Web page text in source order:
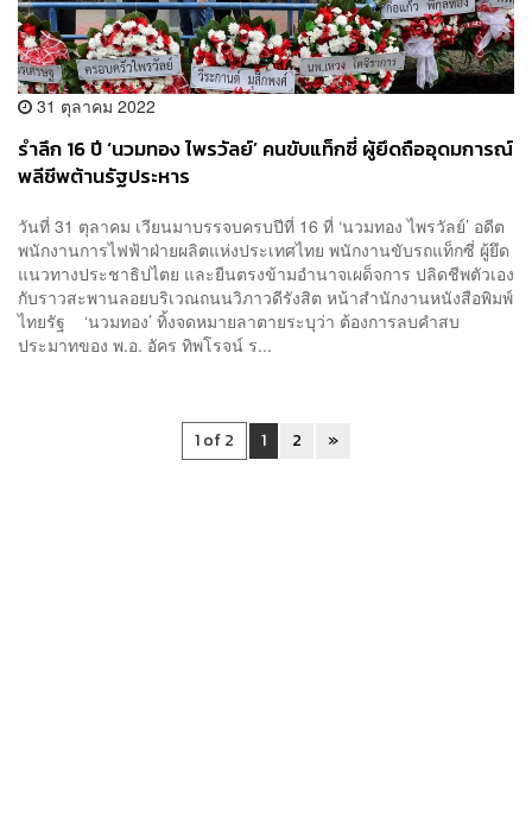
31 ตุลาคม 2022
รำลึก 16 ปี ‘นวมทอง ไพรวัลย์’ คนขับแท็กซี่ ผู้ยึดถืออุดมการณ์
พลีชีพต้านรัฐประหาร
วันที่ 31 ตุลาคม เวียนมาบรรจบครบปีที่ 16 ที่ ‘นวมทอง ไพรวัลย์’ อดีต
พนักงานการไฟฟ้าฝ่ายผลิตแห่งประเทศไทย พนักงานขับรถแท็กซี่ ผู้ยึด
แนวทางประชาธิปไตย และยืนตรงข้ามอำนาจเผด็จการ ปลิดชีพตัวเอง
กับราวสะพานลอยบริเวณถนนวิภาวดีรังสิต หน้าสำนักงานหนังสือพิมพ์
ไทยรัฐ ‘นวมทอง’ ทิ้งจดหมายลาตายระบุว่า ต้องการลบคำสบ
ประมาทของ พ.อ. อัคร ทิพโรจน์ ร...
1 of 2 1 2 »